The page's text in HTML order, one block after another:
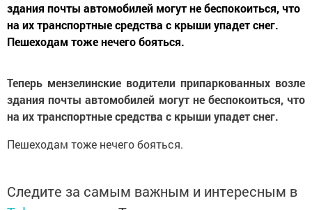
здания почты автомобилей могут не беспокоиться, что
на их транспортные средства с крыши упадет снег.
Пешеходам тоже нечего бояться.
Теперь мензелинские водители припаркованных возле
здания почты автомобилей могут не беспокоиться, что
на их транспортные средства с крыши упадет снег.
Пешеходам тоже нечего бояться.
Следите за самым важным и интересным в